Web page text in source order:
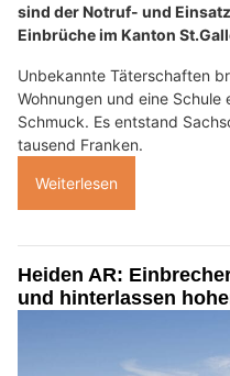
sind der Notruf- und
Einbrüche im Kanton
Unbekannte Täterschaften
Wohnungen und eine Schule
Schmuck. Es entstand
tausend Franken.
Weiterlesen
Heiden AR:
und hinterlassen